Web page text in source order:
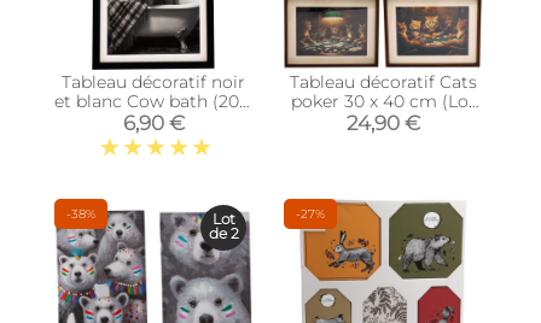
Tableau décoratif noir
et blanc Cow bath (20 x
25 cm)
6,90 €
Tableau décoratif Cats
poker 30 x 40 cm (Lot
de 3)
24,90 €
-38%
Lot
de 2
-27%